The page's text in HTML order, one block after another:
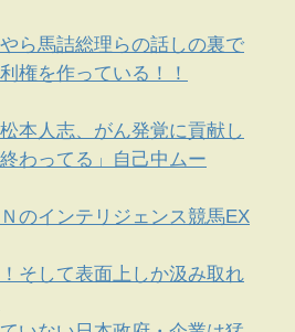
ら馬詰総理らの話しの裏で
権を作っている！！
本人志、がん発覚に貢献し
わってる」自己中ムー
のインテリジェンス競馬EX
そして表面上しか汲み取れ